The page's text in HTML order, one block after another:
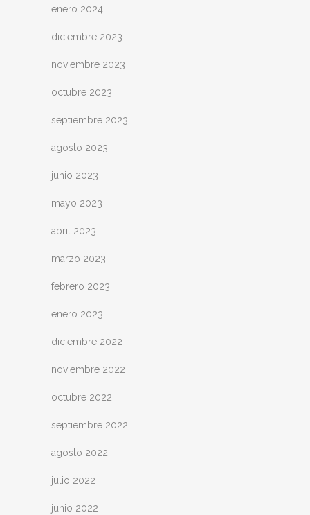
enero 2024
diciembre 2023
noviembre 2023
octubre 2023
septiembre 2023
agosto 2023
junio 2023
mayo 2023
abril 2023
marzo 2023
febrero 2023
enero 2023
diciembre 2022
noviembre 2022
octubre 2022
septiembre 2022
agosto 2022
julio 2022
junio 2022